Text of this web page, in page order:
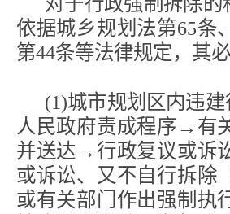
依据城乡规划法第65条
第44条等法律规定，其
(1)城市规划区内违
人民政府责成程序→有
并送达→行政复议或诉
或诉讼、又不自行拆除
或有关部门作出强制